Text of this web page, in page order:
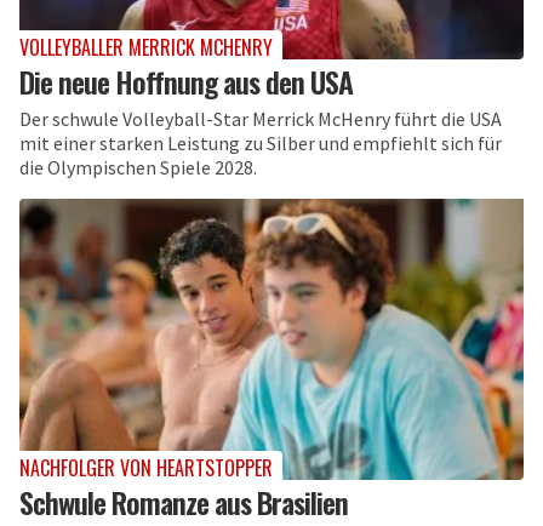
VOLLEYBALLER MERRICK MCHENRY
Die neue Hoffnung aus den USA
Der schwule Volleyball-Star Merrick McHenry führt die USA
mit einer starken Leistung zu Silber und empfiehlt sich für
die Olympischen Spiele 2028.
NACHFOLGER VON HEARTSTOPPER
Schwule Romanze aus Brasilien